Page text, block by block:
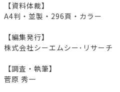
【資料体裁】
A4判・並製・296頁・カラー
【編集発行】
株式会社シーエムシー･リサーチ
【調査・執筆】
菅原 秀一